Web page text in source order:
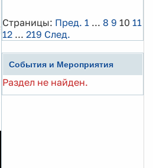
Страницы: Пред. 1 ... 8 9 10 11
12 ... 219 След.
События и Мероприятия
Раздел не найден.